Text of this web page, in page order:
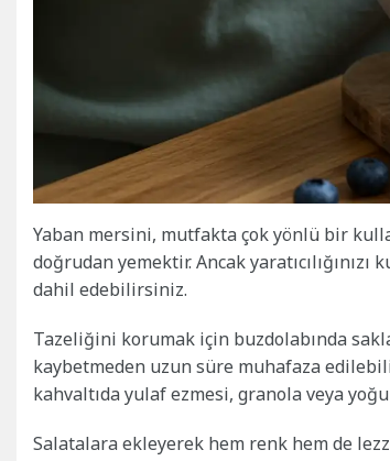
Yaban mersini, mutfakta çok yönlü bir
doğrudan yemektir. Ancak
dahil edebilirsiniz.
Tazeliğini korumak için buzdolabında
kaybetmeden uzun süre muhafaza
kahvaltıda yulaf ezmesi, granola veya
Salatalara ekleyerek hem renk hem de